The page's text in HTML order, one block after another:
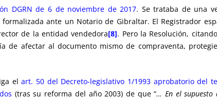
DGRN de 6 de noviembre de 2017. Se trataba de una
ante un Notario de Gibraltar. El Registrador
de la entidad vendedora[8]. Pero la Resolución,
de afectar al documento mismo de compraventa,
elart. 50 del Decreto-legislativo 1/1993 aprobatorio del
(tras su reforma del año 2003) de que “… En el supuesto